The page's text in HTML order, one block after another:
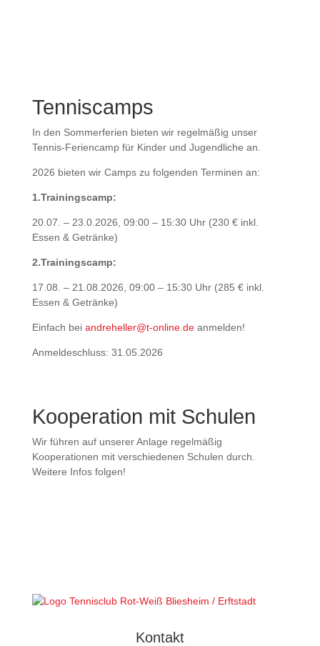
Tenniscamps
In den Sommerferien bieten wir regelmäßig unser
Tennis-Feriencamp für Kinder und Jugendliche an.
2026 bieten wir Camps zu folgenden Terminen an:
1.Trainingscamp:
20.07. – 23.0.2026, 09:00 – 15:30 Uhr (230 € inkl.
Essen & Getränke)
2.Trainingscamp:
17.08. – 21.08.2026, 09:00 – 15:30 Uhr (285 € inkl.
Essen & Getränke)
Einfach bei andreheller@t-online.deanmelden!
Anmeldeschluss: 31.05.2026
Kooperation mit Schulen
Wir führen auf unserer Anlage regelmäßig
Kooperationen mit verschiedenen Schulen durch.
Weitere Infos folgen!
Kontakt